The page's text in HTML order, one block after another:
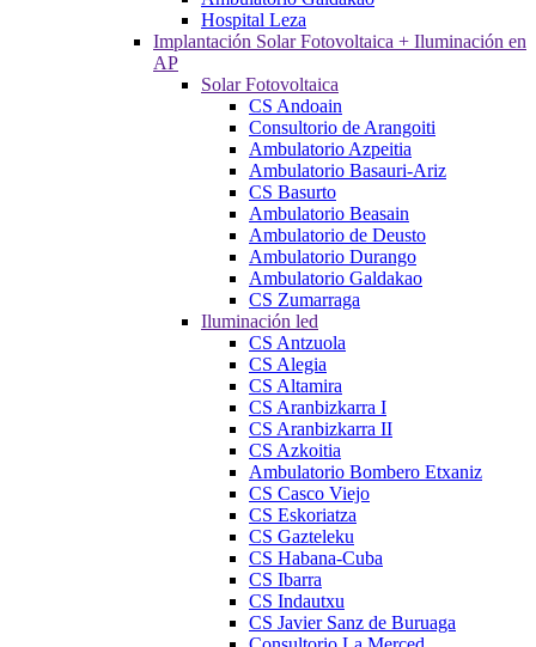
Hospital Leza
Implantación Solar Fotovoltaica + Iluminación en
AP
Solar Fotovoltaica
CS Andoain
Consultorio de Arangoiti
Ambulatorio Azpeitia
Ambulatorio Basauri-Ariz
CS Basurto
Ambulatorio Beasain
Ambulatorio de Deusto
Ambulatorio Durango
Ambulatorio Galdakao
CS Zumarraga
Iluminación led
CS Antzuola
CS Alegia
CS Altamira
CS Aranbizkarra I
CS Aranbizkarra II
CS Azkoitia
Ambulatorio Bombero Etxaniz
CS Casco Viejo
CS Eskoriatza
CS Gazteleku
CS Habana-Cuba
CS Ibarra
CS Indautxu
CS Javier Sanz de Buruaga